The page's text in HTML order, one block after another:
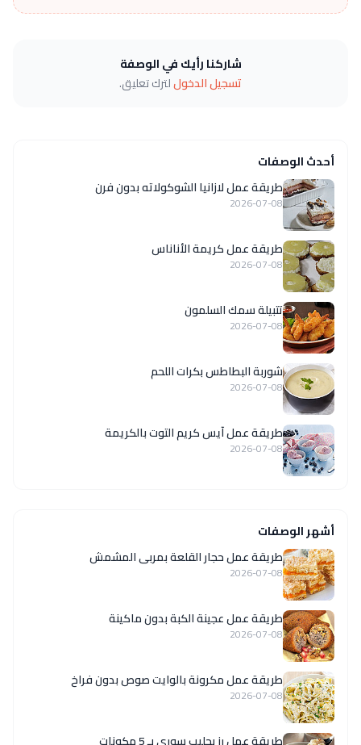
شاركنا رأيك في الوصفة
تسجيل الدخوللترك تعليق.
أحدث الوصفات
طريقة عمل لازانيا الشوكولاته بدون فرن
2026-07-08
طريقة عمل كريمة الأناناس
2026-07-08
تتبيلة سمك السلمون
2026-07-08
شوربة البطاطس بكرات اللحم
2026-07-08
طريقة عمل آيس كريم التوت بالكريمة
2026-07-08
أشهر الوصفات
طريقة عمل حجار القلعة بمربى المشمش
2026-07-08
طريقة عمل عجينة الكبة بدون ماكينة
2026-07-08
طريقة عمل مكرونة بالوايت صوص بدون فراخ
2026-07-08